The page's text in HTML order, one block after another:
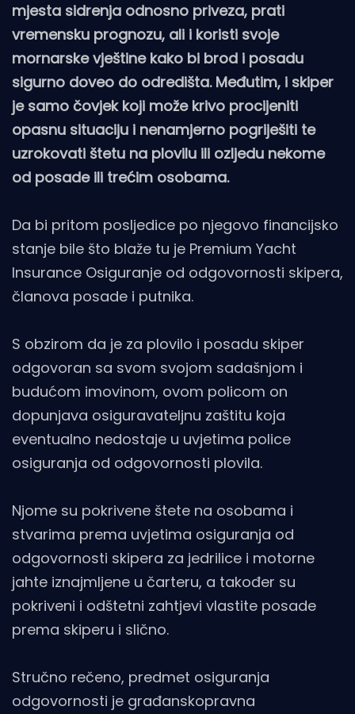
mjesta sidrenja odnosno priveza, prati
vremensku prognozu, ali i koristi svoje
mornarske vještine kako bi brod i posadu
sigurno doveo do odredišta. Međutim, i skiper
je samo čovjek koji može krivo procijeniti
opasnu situaciju i nenamjerno pogriješiti te
uzrokovati štetu na plovilu ili ozljedu nekome
od posade ili trećim osobama.
Da bi pritom posljedice po njegovo financijsko
stanje bile što blaže tu je Premium Yacht
Insurance Osiguranje od odgovornosti skipera,
članova posade i putnika.
S obzirom da je za plovilo i posadu skiper
odgovoran sa svom svojom sadašnjom i
budućom imovinom, ovom policom on
dopunjava osiguravateljnu zaštitu koja
eventualno nedostaje u uvjetima police
osiguranja od odgovornosti plovila.
Njome su pokrivene štete na osobama i
stvarima prema uvjetima osiguranja od
odgovornosti skipera za jedrilice i motorne
jahte iznajmljene u čarteru, a također su
pokriveni i odštetni zahtjevi vlastite posade
prema skiperu i slično.
Stručno rečeno, predmet osiguranja
odgovornosti je građanskopravna